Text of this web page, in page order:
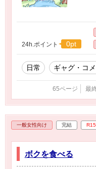
24h.ポイント 0pt
日常 ギャグ・コ
65ページ 最
一般女性向け 完結 R15
ボクを食べる